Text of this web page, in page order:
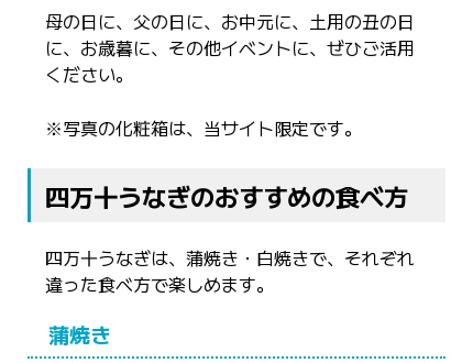
母の日に、父の日に、お中元に、土用の丑の日
に、お歳暮に、その他イベントに、ぜひご活用
ください。
※写真の化粧箱は、当サイト限定です。
四万十うなぎのおすすめの食べ方
四万十うなぎは、蒲焼き・白焼きで、それぞれ
違った食べ方で楽しめます。
蒲焼き